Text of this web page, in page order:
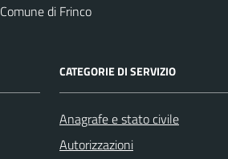
Comune di Frinco
CATEGORIE DI SERVIZIO
Anagrafe e stato civile
Autorizzazioni